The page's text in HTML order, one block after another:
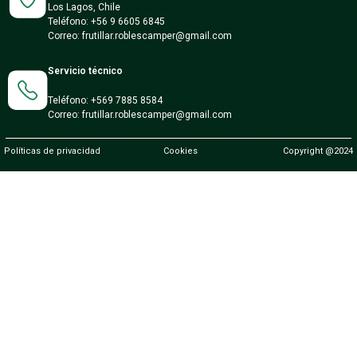
Los Lagos, Chile
Teléfono: +56 9 6605 6845
Correo:frutillar.roblescamper@gmail.com
Servicio técnico
Teléfono: +569 7885 8584
Correo:frutillar.roblescamper@gmail.com
Políticas de privacidad Cookies Copyright @2024